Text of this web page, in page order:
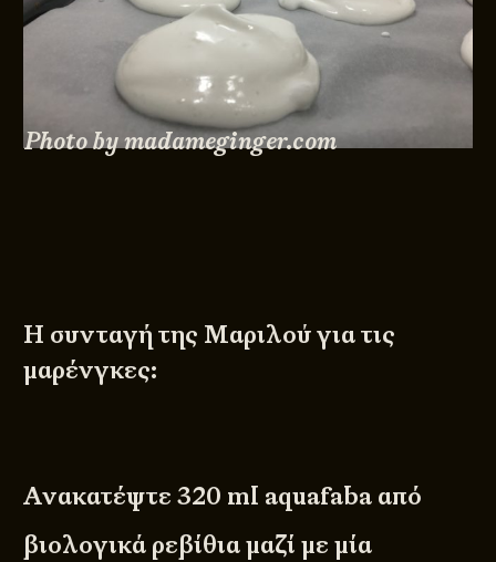
Photo by madameginger.com
Η συνταγή της Μαριλού για τις
μαρένγκες:
Ανακατέψτε 320 ml aquafaba από
βιολογικά ρεβίθια μαζί με μία